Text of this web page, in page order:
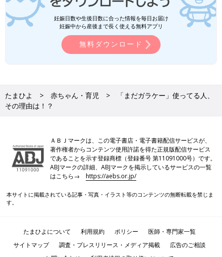
妊娠日数や生後日数に合った情報を毎日お届け
妊娠中から産後まで長く使える無料アプリ
無料ダウンロード
たまひよ 赤ちゃん・育児
「まだガラケー」使ってる人、
その理由は！？
ＡＢＪマークは、この電子書店・電子書籍配信サービスが、
著作権者からコンテンツ使用許諾を得た正規版配信サービス
であることを示す登録商標（登録番号 第11091000号）です。
ABJマークの詳細、ABJマークを掲示しているサービスの一覧
はこちら→https://aebs.or.jp/
本サイトに掲載されている記事・写真・イラスト等のコンテンツの無断転載を禁じま
す。
たまひよについて 利用規約 ポリシー
医師・専門家一覧
サイトマップ
調査・プレスリリース・メディア掲載
広告のご相談